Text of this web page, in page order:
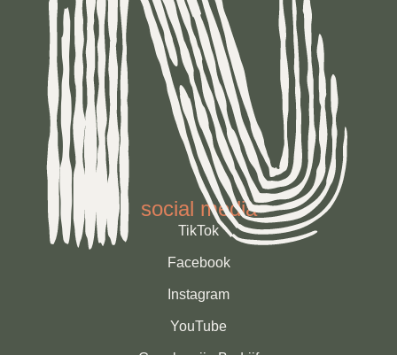
social media
TikTok
‍Facebook
Instagram
YouTube